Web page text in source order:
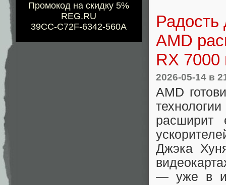
Промокод на скидку 5%
REG.RU
39CC-C72F-6342-560A
Радость
AMD
RX 7000
2026-05-14 в
AMD
расширит
Джэка
— уже в